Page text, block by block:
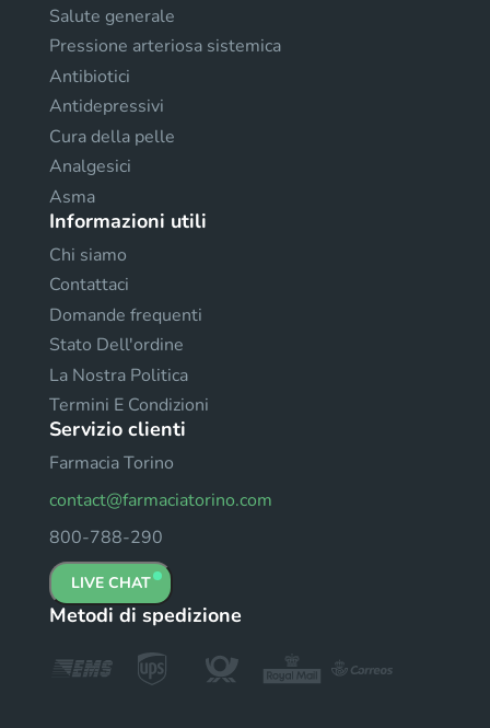
Salute generale
Pressione arteriosa sistemica
Antibiotici
Antidepressivi
Cura della pelle
Analgesici
Asma
Informazioni utili
Chi siamo
Contattaci
Domande frequenti
Stato Dell'ordine
La Nostra Politica
Termini E Condizioni
Servizio clienti
Farmacia Torino
contact@farmaciatorino.com
800-788-290
LIVE CHAT
Metodi di spedizione